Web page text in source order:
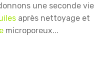
une seconde vie
après nettoyage et
microporeux...